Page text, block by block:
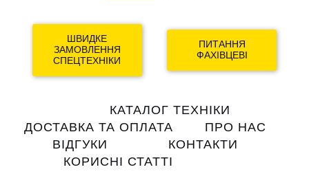
ШВИДКЕ
ЗАМОВЛЕННЯ
СПЕЦТЕХНІКИ
ПИТАННЯ
ФАХІВЦЕВІ
navigation
КАТАЛОГ ТЕХНІКИ
ДОСТАВКА ТА ОПЛАТА
ПРО НАС
ВІДГУКИ
КОНТАКТИ
КОРИСНІ СТАТТІ